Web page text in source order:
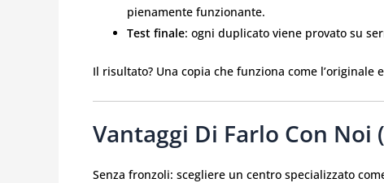
pienamente funzionante.
Test finale: ogni duplicato viene provato su
Il risultato? Una copia che funziona come l’originale
Vantaggi Di Farlo Con
Senza fronzoli: scegliere un centro specializzato